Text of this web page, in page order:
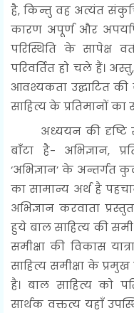
है, किन्तु वह अत्यंत
कारण अपूर्ण और
परिस्थिति के सापेक्ष
परिवर्तित हो चले हैं।
आवश्यकता उद्घाटित की
साहित्य के प्रतिमानों का
अध्ययन की दृष्टि
बाँटा है- अभिज्ञान,
‘अभिज्ञान’ के अन्तर्गत
का सामान्य अर्थ है
अभिज्ञान करवाता
हुये बाल साहित्य की
समीक्षा की विकास
साहित्य समीक्षा के
है। बाल साहित्य को
सार्थक वक्तत्य यहाँ